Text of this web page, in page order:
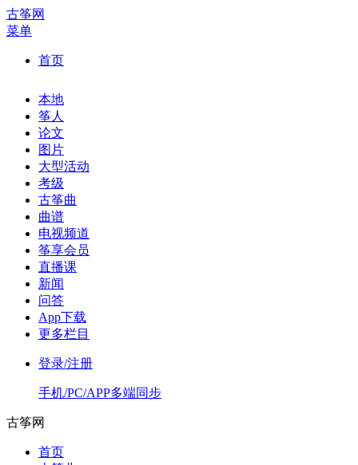
古筝网
菜单
首页
本地
筝人
论文
图片
大型活动
考级
古筝曲
曲谱
电视频道
筝享会员
直播课
新闻
问答
App下载
更多栏目
登录/注册
手机/PC/APP多端同步
古筝网
首页